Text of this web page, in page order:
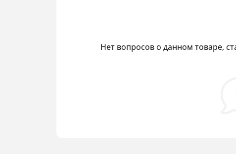
Нет вопросов о данном товаре,